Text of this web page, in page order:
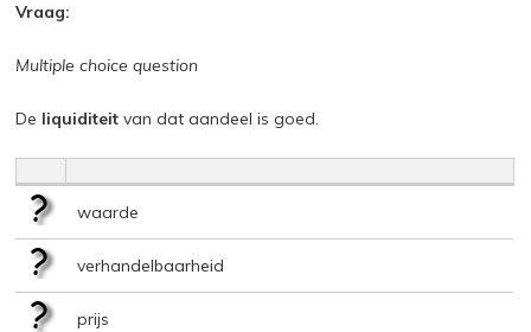
Vraag:
Multiple choice question
De liquiditeit van dat aandeel is goed.
waarde
verhandelbaarheid
prijs